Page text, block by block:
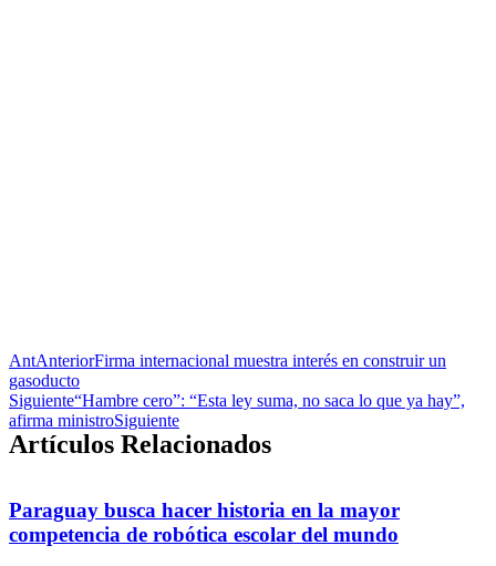
AntAnteriorFirma internacional muestra interés en construir un
gasoducto
Siguiente“Hambre cero”: “Esta ley suma, no saca lo que ya hay”,
afirma ministroSiguiente
Artículos Relacionados
Paraguay busca hacer historia en la mayor
competencia de robótica escolar del mundo